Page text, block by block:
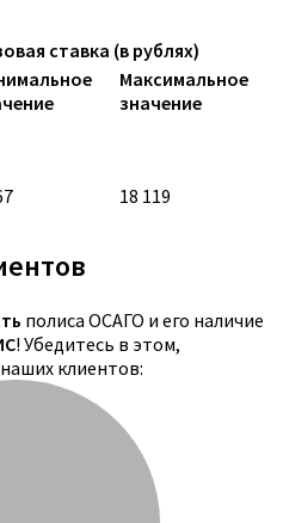
ставка (в рублях)
Максимальное
значение
18 119
полиса ОСАГО и его наличие
! Убедитесь в этом,
клиентов: